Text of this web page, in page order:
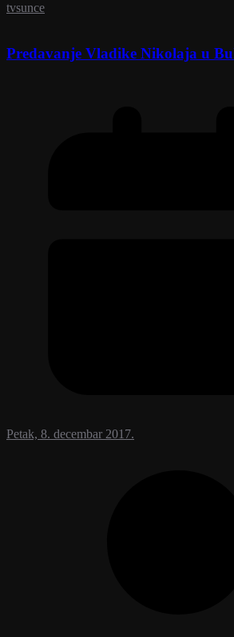
tvsunce
Predavanje Vladike Nikolaja u
Petak, 8. decembar 2017.